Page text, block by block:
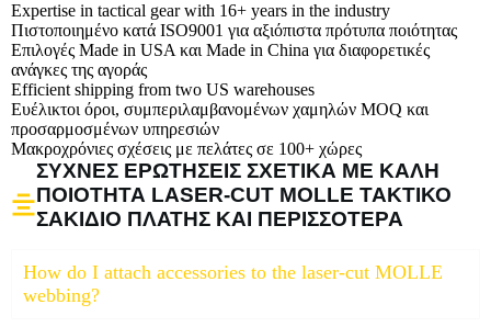
Expertise in tactical gear with 16+ years in the industry
Πιστοποιημένο κατά ISO9001 για αξιόπιστα πρότυπα ποιότητας
Επιλογές Made in USA και Made in China για διαφορετικές
ανάγκες της αγοράς
Efficient shipping from two US warehouses
Ευέλικτοι όροι, συμπεριλαμβανομένων χαμηλών MOQ και
προσαρμοσμένων υπηρεσιών
Μακροχρόνιες σχέσεις με πελάτες σε 100+ χώρες
ΣΥΧΝΈΣ ΕΡΩΤΉΣΕΙΣ ΣΧΕΤΙΚΆ ΜΕ ΚΑΛΉ
ΠΟΙΌΤΗΤΑ LASER-CUT MOLLE ΤΑΚΤΙΚΌ
ΣΑΚΊΔΙΟ ΠΛΆΤΗΣ ΚΑΙ ΠΕΡΙΣΣΌΤΕΡΑ
How do I attach accessories to the laser-cut MOLLE
webbing?